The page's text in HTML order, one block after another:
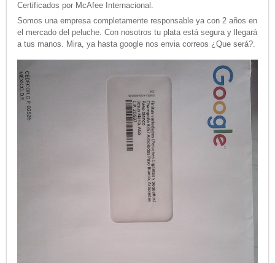
Certificados por McAfee Internacional.
Somos una empresa completamente responsable ya con 2 años en
el mercado del peluche. Con nosotros tu plata está segura y llegará
a tus manos. Mira, ya hasta google nos envia correos ¿Que será?.